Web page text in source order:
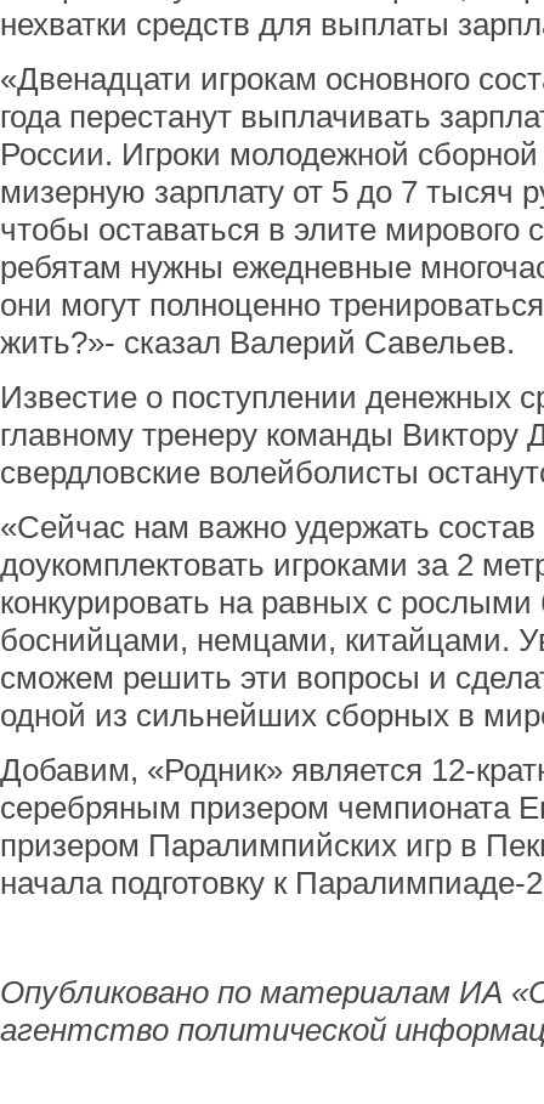
нехватки средств для выплаты
«Двенадцати игрокам основного
года перестанут выплачивать
России. Игроки молодежной
мизерную зарплату от 5 до 7 тысяч
чтобы оставаться в элите мирового
ребятам нужны ежедневные
они могут полноценно
жить?»- сказал Валерий Савельев.
Известие о поступлении денежных
главному тренеру команды Виктору
свердловские волейболисты
«Сейчас нам важно удержать
доукомплектовать игроками за 2
конкурировать на равных с
боснийцами, немцами, китайцами.
сможем решить эти вопросы и
одной из сильнейших сборных в
Добавим, «Родник» является 12-
серебряным призером чемпионата
призером Паралимпийских игр в
начала подготовку к Паралимпиаде-
Опубликовано по материалам ИА
агентство политической